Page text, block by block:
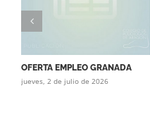
OFERTA EMPLEO GRANADA
jueves, 2 de julio de 2026